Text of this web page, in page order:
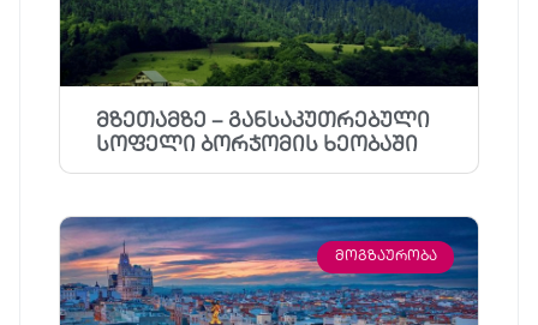
მზეთამზე – განსაკუთრებული
სოფელი ბორჯომის ხეობაში
ᲛᲝᲒᲖᲐᲣᲠᲝᲑᲐ